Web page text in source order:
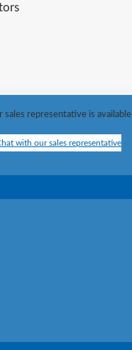
sales representative is available
with our sales representative